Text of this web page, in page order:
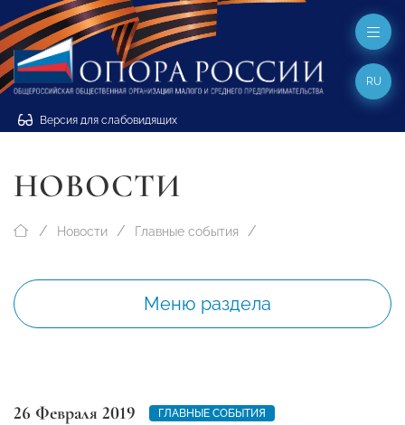
Версия для слабовидящих
RU
НОВОСТИ
Новости Главные события
Меню раздела
26 Февраля 2019 ГЛАВНЫЕ СОБЫТИЯ